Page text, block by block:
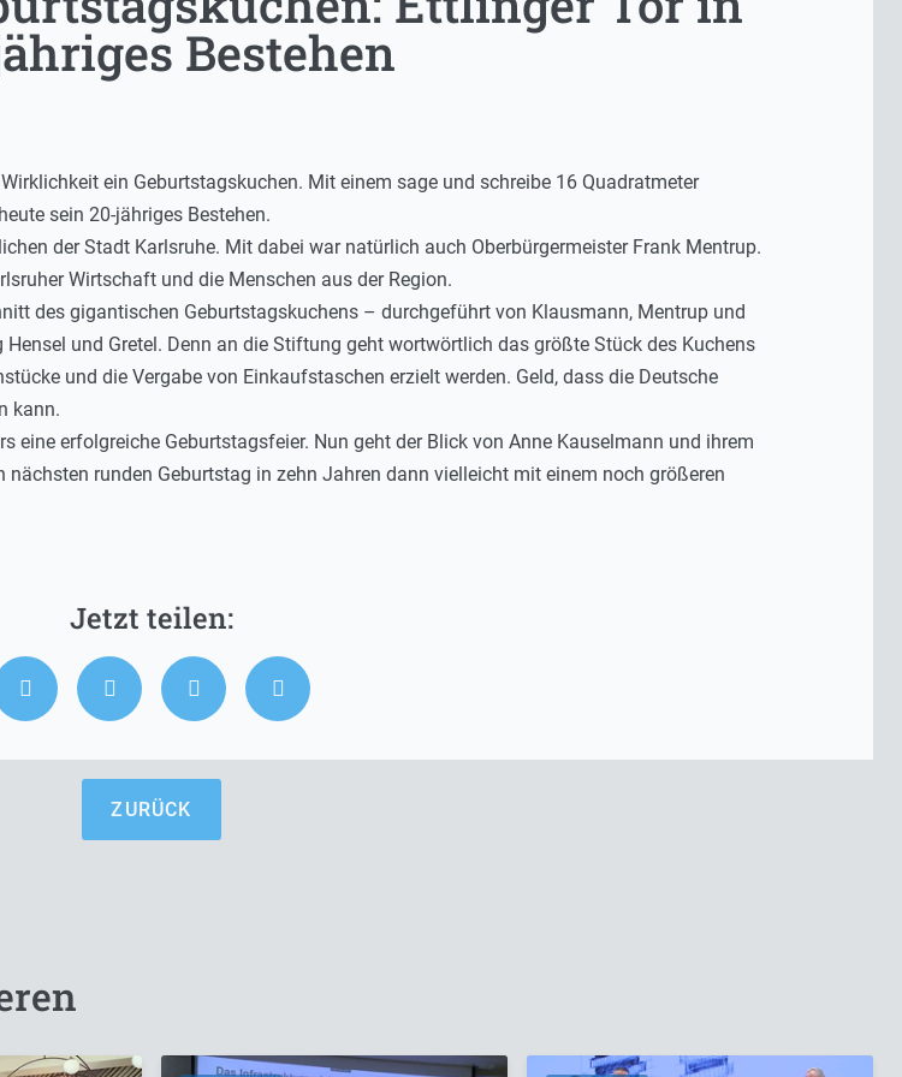
Bestehen
ein Geburtstagskuchen. Mit einem sage und schreibe 16 Quadratmeter
sein 20-jähriges Bestehen.
der Stadt Karlsruhe. Mit dabei war natürlich auch Oberbürgermeister Frank Mentrup.
Wirtschaft und die Menschen aus der Region.
des gigantischen Geburtstagskuchens – durchgeführt von Klausmann, Mentrup und
und Gretel. Denn an die Stiftung geht wortwörtlich das größte Stück des Kuchens
und die Vergabe von Einkaufstaschen erzielt werden. Geld, dass die Deutsche
kann.
eine erfolgreiche Geburtstagsfeier. Nun geht der Blick von Anne Kauselmann und ihrem
runden Geburtstag in zehn Jahren dann vielleicht mit einem noch größeren
ZURÜCK